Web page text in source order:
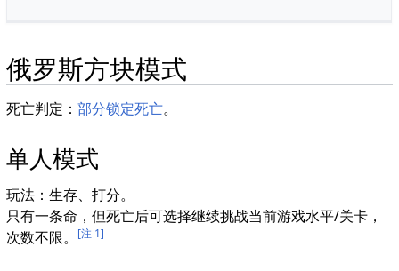
俄罗斯方块模式
死亡判定：部分锁定死亡。
单人模式
玩法：生存、打分。
只有一条命，但死亡后可选择继续挑战当前游戏水平/关卡，
次数不限。
[注 1]